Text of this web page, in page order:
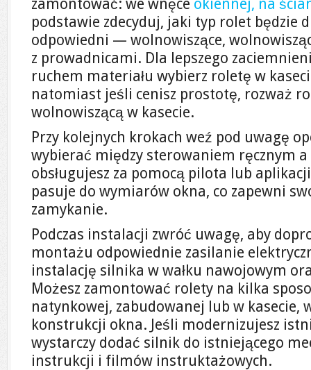
zamontować: we wnęce okiennej, na
podstawie zdecyduj, jaki typ rolet będzie
odpowiedni — wolnowiszące,
z prowadnicami. Dla lepszego
ruchem materiału wybierz roletę w
natomiast jeśli cenisz prostotę, rozważ
wolnowiszącą w kasecie.
Przy kolejnych krokach weź pod uwagę
wybierać między sterowaniem ręcznym
obsługujesz za pomocą pilota lub
pasuje do wymiarów okna, co zapewni
zamykanie.
Podczas instalacji zwróć uwagę, aby
montażu odpowiednie zasilanie
instalację silnika w wałku nawojowym
Możesz zamontować rolety na kilka
natynkowej, zabudowanej lub w kasecie,
konstrukcji okna. Jeśli modernizujesz
wystarczy dodać silnik do istniejącego
instrukcji i filmów instruktażowych.